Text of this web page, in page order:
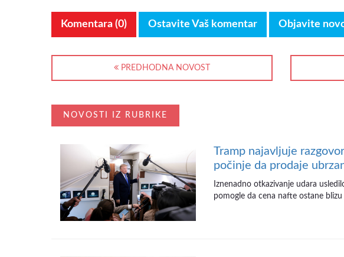
Komentara (0) Ostavite Vaš komentar Objavite
PREDHODNA NOVOST
NOVOSTI IZ RUBRIKE
Tramp najavljuje
počinje da prodaje
Iznenadno otkazivanje udara
pomogle da cena nafte ostane